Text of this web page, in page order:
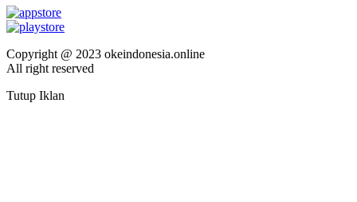
Copyright @ 2023 okeindonesia.online
All right reserved
Tutup Iklan